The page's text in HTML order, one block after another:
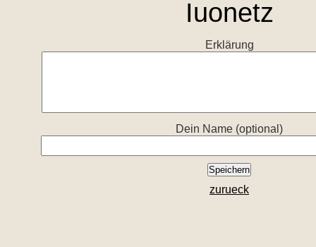
Erklärung
Dein Name (optional)
zurueck